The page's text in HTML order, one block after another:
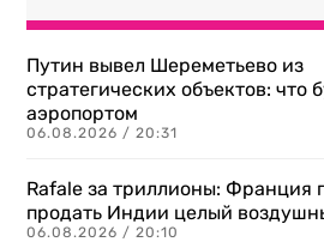
Путин вывел Шереметьево из
стратегических объектов: что
аэропортом
06.08.2026 / 20:31
Rafale за триллионы: Франция
продать Индии целый
06.08.2026 / 20:10